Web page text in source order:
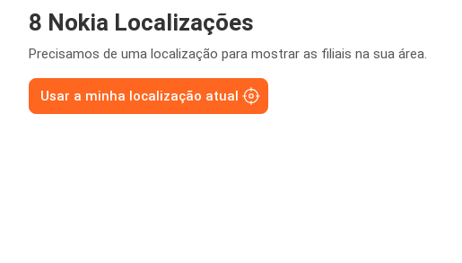
8 Nokia Localizações
Precisamos de uma localização para mostrar as filiais na sua área.
Usar a minha localização atual